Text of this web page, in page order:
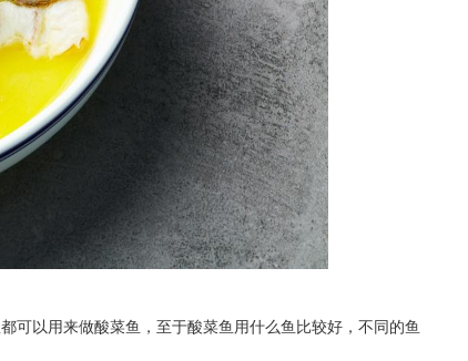
酸菜鱼招商
可以用来做酸菜鱼，至于酸菜鱼用什么鱼比较好，不同的鱼